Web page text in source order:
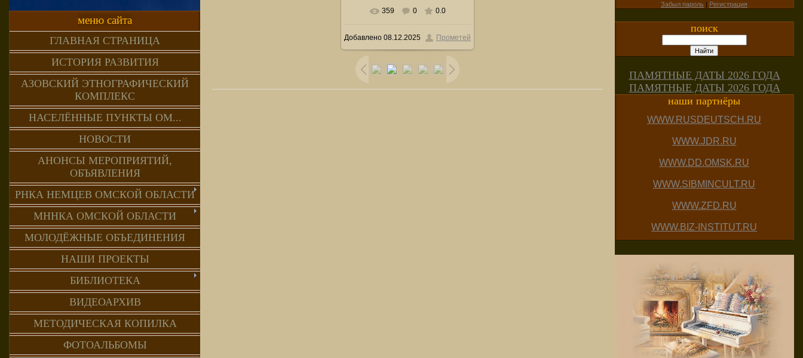
меню сайта
ГЛАВНАЯ СТРАНИЦА
ИСТОРИЯ РАЗВИТИЯ
АЗОВСКИЙ ЭТНОГРАФИЧЕСКИЙ
КОМПЛЕКС
НАСЕЛЁННЫЕ ПУНКТЫ ОМ...
НОВОСТИ
АНОНСЫ МЕРОПРИЯТИЙ,
ОБЪЯВЛЕНИЯ
РНКА НЕМЦЕВ ОМСКОЙ ОБЛАСТИ
МННКА ОМСКОЙ ОБЛАСТИ
МОЛОДЁЖНЫЕ ОБЪЕДИНЕНИЯ
НАШИ ПРОЕКТЫ
БИБЛИОТЕКА
ВИДЕОАРХИВ
МЕТОДИЧЕСКАЯ КОПИЛКА
ФОТОАЛЬБОМЫ
В реальном размере 640x402
29.8Kb
359 0 0.0
Добавлено 08.12.2025 Прометей
Забыл пароль | Регистрация
поиск
ПАМЯТНЫЕ ДАТЫ 2026 ГОДА
ПАМЯТНЫЕ ДАТЫ 2026 ГОДА
наши партнёры
WWW.RUSDEUTSCH.RU
WWW.JDR.RU
WWW.DD.OMSK.RU
WWW.SIBMINCULT.RU
WWW.ZFD.RU
WWW.BIZ-INSTITUT.RU